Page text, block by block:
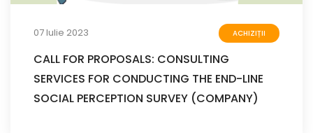
07 Iulie 2023 ACHIZIȚII
CALL FOR PROPOSALS: CONSULTING
SERVICES FOR CONDUCTING THE END-LINE
SOCIAL PERCEPTION SURVEY (COMPANY)